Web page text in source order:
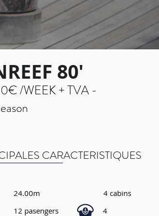
80'
/WEEK + TVA -
CARACTERISTIQUES
24.00m
12 pasengers
4 cabins
4